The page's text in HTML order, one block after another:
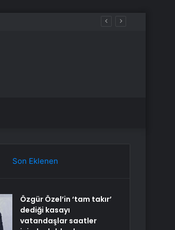
Son Eklenen
Özgür Özel’in ‘tam takır’
dediği kasayı
vatandaşlar saatler